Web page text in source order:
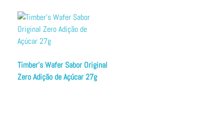
Timber’s Wafer Sabor Original
Zero Adição de Açúcar 27g